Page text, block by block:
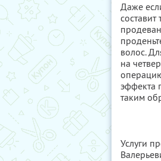
Даже
волос.
на
эффекта
таким
Услуги